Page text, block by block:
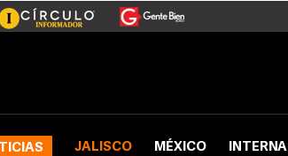
JALISCO MÉXICO